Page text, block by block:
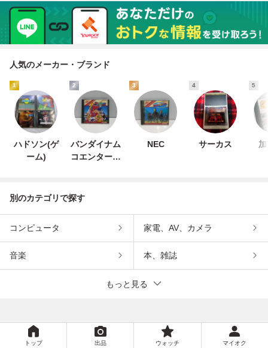
人気のメーカー・ブランド
1
ハドソン(ゲ
ーム)
2
バンダイナム
コエンターテ
3
NEC
4
サーカス
5
別のカテゴリで探す
コンピュータ 家電、AV、カメラ
音楽 本、雑誌
もっと見る
トップ 出品 ウォッチ マイオク